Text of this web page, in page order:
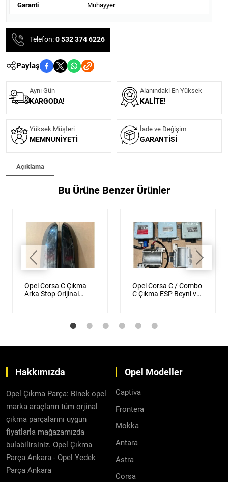
Garanti Muhayyer
Telefon:0 532 374 6226
Paylaş
Aynı Gün
KARGODA!
Alanındaki En Yüksek
KALITE!
Yüksek Müşteri
MEMNUNIYETI
İade ve Değişim
GARANTISI
Açıklama
Bu Ürüne Benzer Ürünler
Opel Corsa C Çıkma
Arka Stop Orijinal
Opel Corsa C / Combo
C Çıkma ESP Beyni ve
Hakkımızda
Opel Çıkma Parça: Binek opel
marka araçların tüm orjinal
çıkma parçalarını uygun
fiyatlarla mağazamızda
bulabilirsiniz. Opel Çıkma
Parça Ankara - Opel Yedek
Parça Ankara
Opel Modeller
Captiva
Frontera
Mokka
Antara
Astra
Corsa